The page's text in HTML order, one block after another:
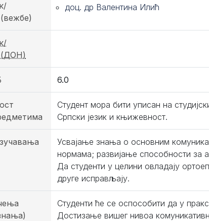
доц. др Валентина Илић
(ДОН)
6.0
Студент мора бити уписан на
Српски језик и књижевност.
Усвајање знања о основним
нормама; развијање способности за
Да студенти у целини овладају
друге исправљају.
Студенти ће се оспособити да у
Достизање вишег нивоа